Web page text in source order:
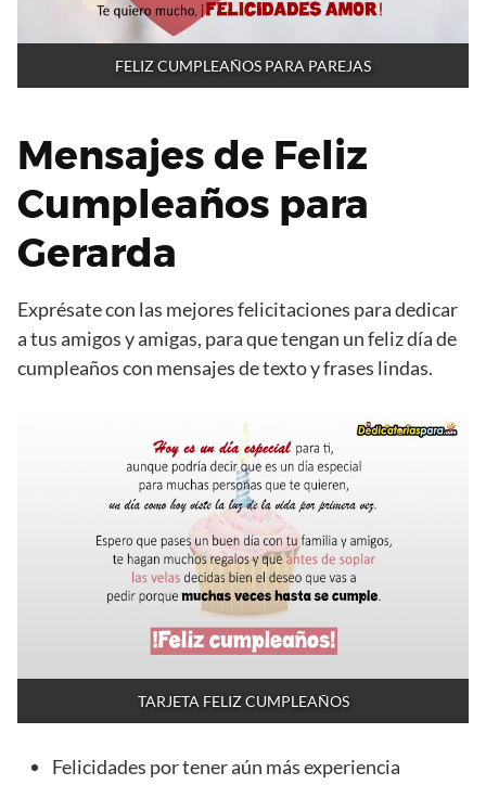
FELIZ CUMPLEAÑOS PARA PAREJAS
Mensajes de Feliz
Cumpleaños para
Gerarda
Exprésate con las mejores felicitaciones para dedicar
a tus amigos y amigas, para que tengan un feliz día de
cumpleaños con mensajes de texto y frases lindas.
TARJETA FELIZ CUMPLEAÑOS
Felicidades por tener aún más experiencia